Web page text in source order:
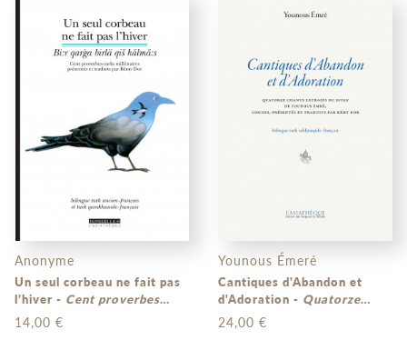
Anonyme
Un seul corbeau ne fait pas
l’hiver - Cent proverbes
turks millénaires
turk ancien-français et turk
14,00 €
Younous Émeré
Cantiques d'Abandon et
d'Adoration - Quatorze
chants extraits du Divan de
Younous Émrè
24,00 €